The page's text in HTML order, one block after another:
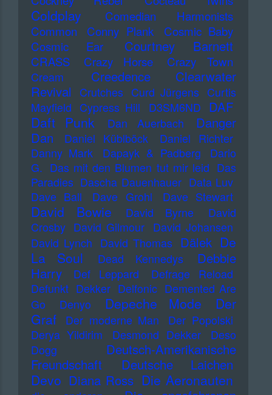
Coldplay
Comedian Harmonists
Common
Conny Plank
Cosmic Baby
Cosmic Ear
Courtney Barnett
CRASS Crazy Horse Crazy Town
Cream
Creedence Clearwater
Revival
Crutches Curd Jürgens Curtis
Mayfield Cypress Hill D3SM6ND DAF
Daft Punk Dan Auerbach
Danger
Dan
Daniel Küblböck
Daniel Richter
Danny Mark
Dapayk & Padberg
Dario
G. Das mit den Blumen tut mir leid Das
Paradies Dascha Dauenhauer Data Luv
Dave Ball
Dave Grohl Dave Stewart
David Bowie David Byrne
David
Crosby David Gilmour David Johansen
David Lynch David Thomas Dälek De
La Soul
Dead Kennedys
Debbie
Harry
Def Leppard
Defrage Reload
Defunkt Dekker Delfonic Demented Are
Go
Denyo Depeche Mode
Der
Graf
Der moderne Man
Der Popolski
Derya Yildirim
Desmond Dekker
Deso
Dogg
Deutsch-Amerikanische
Freundschaft
Deutsche Laichen
Devo Diana Ross Die Aeronauten